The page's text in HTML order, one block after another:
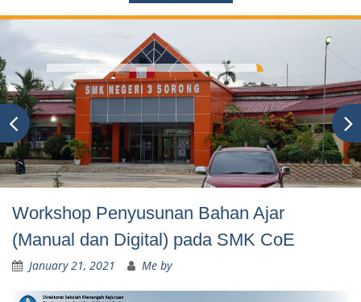
Workshop Penyusunan Bahan Ajar
(Manual dan Digital) pada SMK CoE
January 21, 2021 Me by